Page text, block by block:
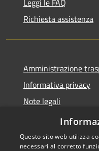
Leggi le FAQ
Richiesta assistenza
Amministrazione
Informativa privacy
Note legali
Dichiarazione di
Questo sito web utilizza
necessari al corretto